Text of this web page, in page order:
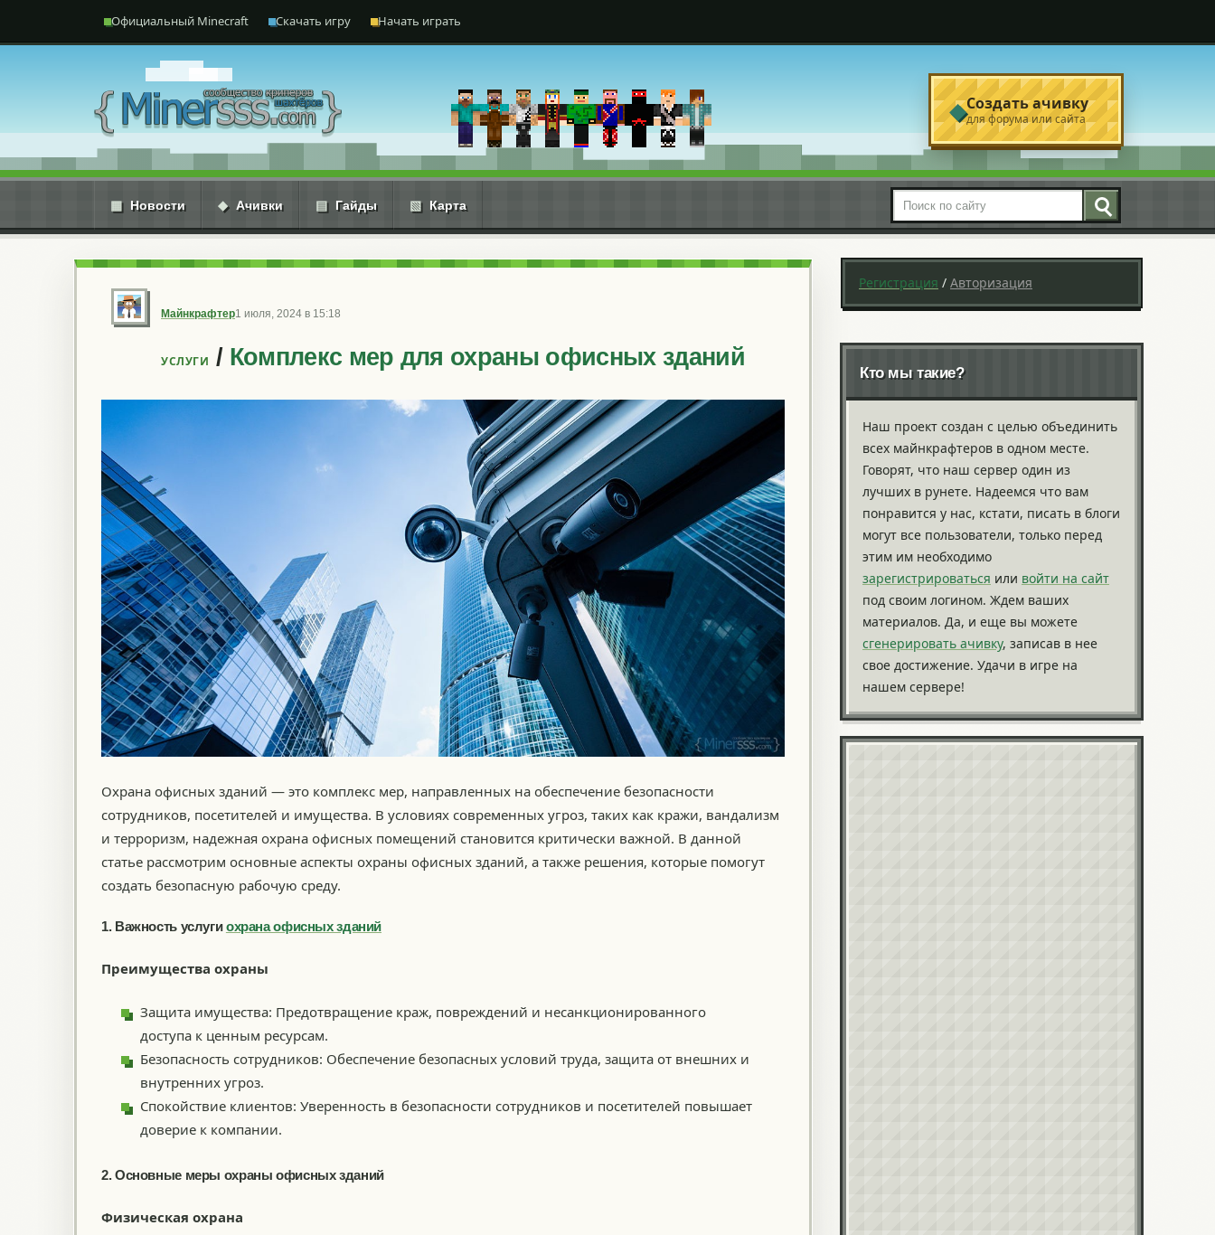
Официальный Minecraft Скачать игру Начать играть
◆Создать ачивку
для форума или сайта
▦ Новости ◆ Ачивки ▤ Гайды ▧ Карта Поиск по сайту
Майнкрафтер1 июля, 2024 в 15:18
УСЛУГИ / Комплекс мер для охраны офисных зданий
Охрана офисных зданий — это комплекс мер, направленных на обеспечение безопасности
сотрудников, посетителей и имущества. В условиях современных угроз, таких как кражи, вандализм
и терроризм, надежная охрана офисных помещений становится критически важной. В данной
статье рассмотрим основные аспекты охраны офисных зданий, а также решения, которые помогут
создать безопасную рабочую среду.
1. Важность услугиохрана офисных зданий
Преимущества охраны
Защита имущества: Предотвращение краж, повреждений и несанкционированного
доступа к ценным ресурсам.
Безопасность сотрудников: Обеспечение безопасных условий труда, защита от внешних и
внутренних угроз.
Спокойствие клиентов: Уверенность в безопасности сотрудников и посетителей повышает
доверие к компании.
2. Основные меры охраны офисных зданий
Физическая охрана
Регистрация / Авторизация
Кто мы такие?
Наш проект создан с целью объединить
всех майнкрафтеров в одном месте.
Говорят, что наш сервер один из
лучших в рунете. Надеемся что вам
понравится у нас, кстати, писать в блоги
могут все пользователи, только перед
этим им необходимо
зарегистрироваться или войти на сайт
под своим логином. Ждем ваших
материалов. Да, и еще вы можете
сгенерировать ачивку, записав в нее
свое достижение. Удачи в игре на
нашем сервере!